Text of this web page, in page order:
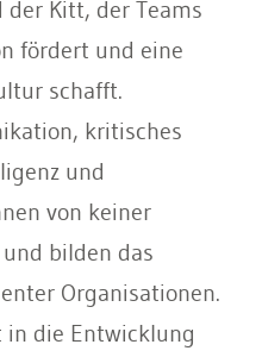
Kitt, der Teams
fördert und eine
schafft.
kritisches
und
von keiner
bilden das
Organisationen.
in die Entwicklung